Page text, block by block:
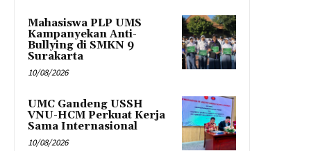
Mahasiswa PLP UMS
Kampanyekan Anti-
Bullying di SMKN 9
Surakarta
10/08/2026
UMC Gandeng USSH
VNU-HCM Perkuat Kerja
Sama Internasional
10/08/2026